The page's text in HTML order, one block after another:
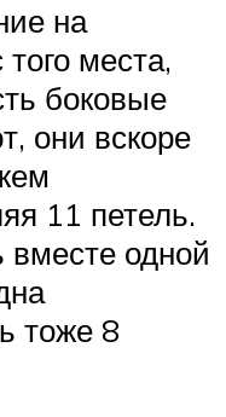
на
места,
боковые
они вскоре
11 петель.
вместе одной
тоже 8